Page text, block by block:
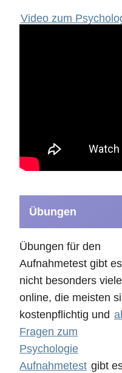
Video zum
Übungen
Übungen für den
Aufnahmetest gibt es
nicht besonders viele
online, die meisten
kostenpflichtig und
Fragen zum
Psychologie
Aufnahmetest gibt